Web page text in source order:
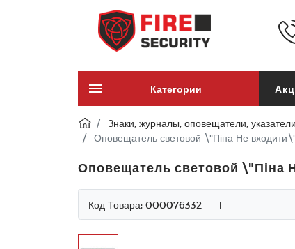
Категории
Знаки, журналы, оповещатели, указатели
Оповещатель световой \"Піна Не
Оповещатель световой \"Піна
Код Товара: 000076332 1